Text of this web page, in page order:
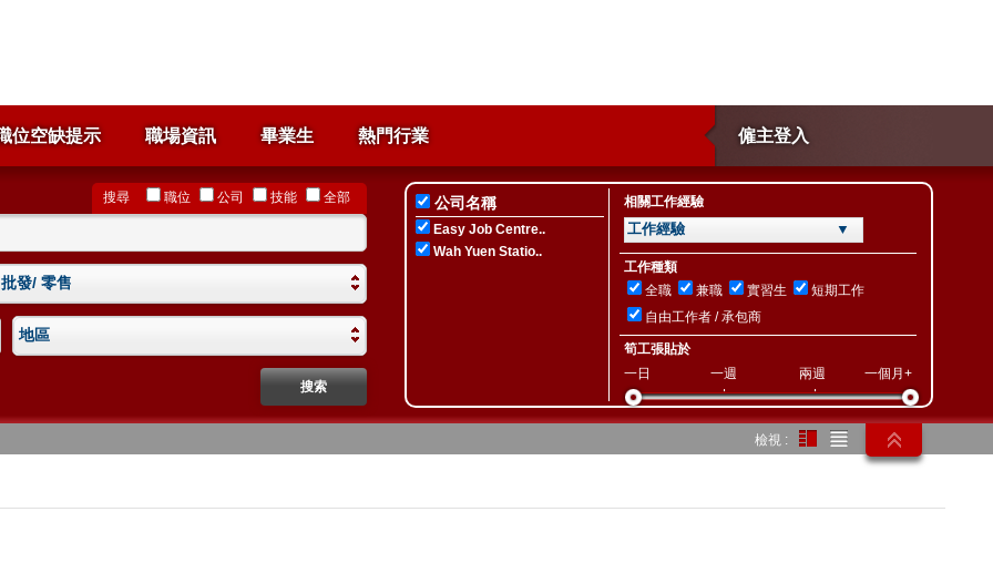
位空缺提示 職場資訊 畢業生 僱主登入
熱門行業
搜尋 職位 公司 技能 全部
發/ 零售
地區
公司名稱
Easy Job Centre..
Wah Yuen Statio..
相關工作經驗
工作經驗 ▼
工作種類
全職
兼職 實習生
短期工作
自由工作者 / 承包商
筍工張貼於
一日
一週 兩週 一個月+
檢視 :